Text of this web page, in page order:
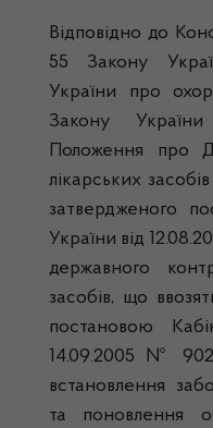
Відповідно до
55 Закону
України про
Закону
Положення про
лікарських
затвердженого
України від
державного
засобів, що
постановою
14.09.2005 №
встановлення
та поновлення